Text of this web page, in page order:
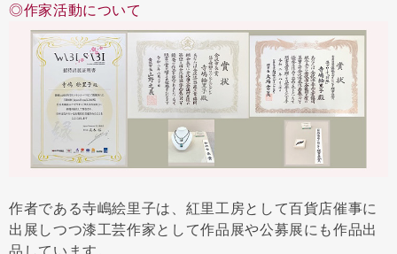
◎作家活動について
作者である寺嶋絵里子は、紅里工房として百貨店催事に
出展しつつ漆工芸作家として作品展や公募展にも作品出